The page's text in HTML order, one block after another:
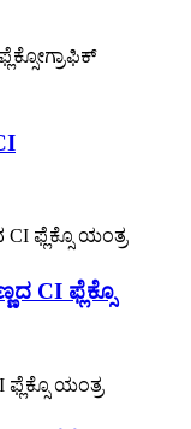
CI ಫ್ಲೆಕ್ಸೊ